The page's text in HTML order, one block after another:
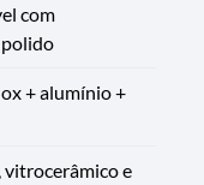
com
+ alumínio +
vitrocerâmico e